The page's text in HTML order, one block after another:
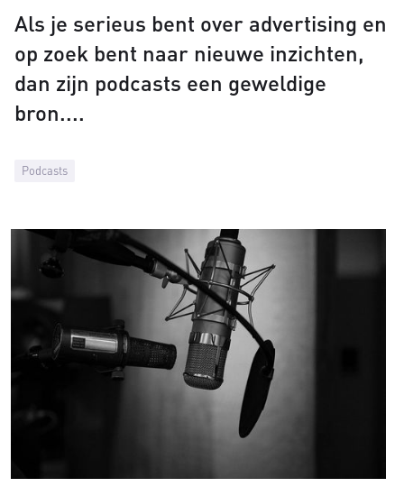
Podcasts
Als je serieus bent over advertising en
op zoek bent naar nieuwe inzichten,
dan zijn podcasts een geweldige
bron.